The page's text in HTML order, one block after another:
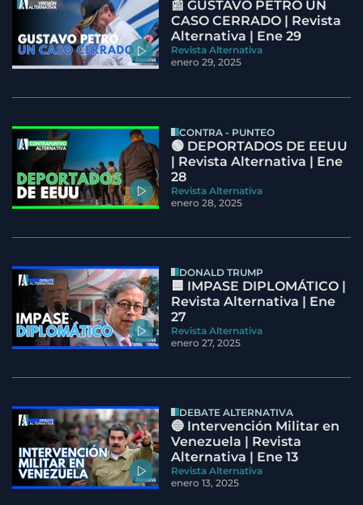
📰 GUSTAVO PETRO UN
CASO CERRADO | Revista
Alternativa | Ene 29
Revista Alternativa
enero 29, 2025
CONTRA - PUNTEO
🟢 DEPORTADOS DE EEUU
| Revista Alternativa | Ene
28
Revista Alternativa
enero 28, 2025
DONALD TRUMP
🟦 IMPASE DIPLOMÁTICO |
Revista Alternativa | Ene
27
Revista Alternativa
enero 27, 2025
DEBATE ALTERNATIVA
🔵 Intervención Militar en
Venezuela | Revista
Alternativa | Ene 13
Revista Alternativa
enero 13, 2025